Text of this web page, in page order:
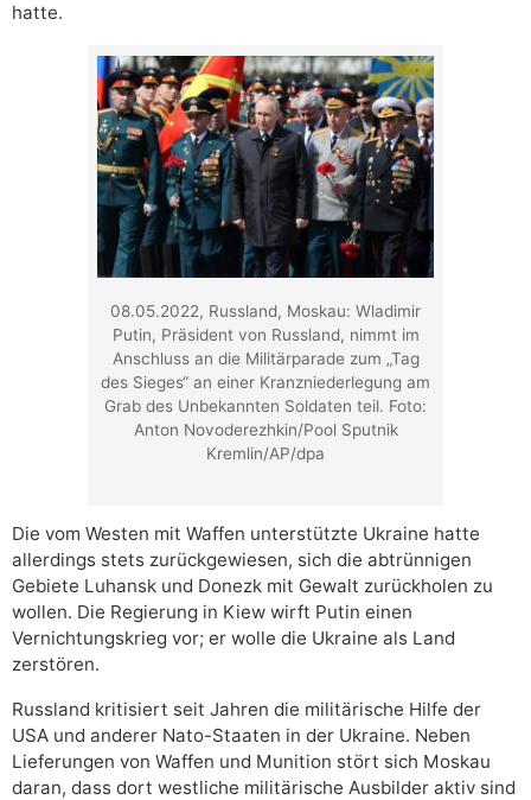
hatte.
08.05.2022, Russland, Moskau: Wladimir
Putin, Präsident von Russland, nimmt im
Anschluss an die Militärparade zum „Tag
des Sieges“ an einer Kranzniederlegung am
Grab des Unbekannten Soldaten teil. Foto:
Anton Novoderezhkin/Pool Sputnik
Kremlin/AP/dpa
Die vom Westen mit Waffen unterstützte Ukraine hatte
allerdings stets zurückgewiesen, sich die abtrünnigen
Gebiete Luhansk und Donezk mit Gewalt zurückholen zu
wollen. Die Regierung in Kiew wirft Putin einen
Vernichtungskrieg vor; er wolle die Ukraine als Land
zerstören.
Russland kritisiert seit Jahren die militärische Hilfe der
USA und anderer Nato-Staaten in der Ukraine. Neben
Lieferungen von Waffen und Munition stört sich Moskau
daran, dass dort westliche militärische Ausbilder aktiv sind